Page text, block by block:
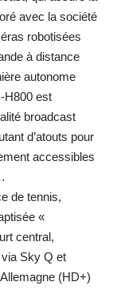
avec la société
robotisées
à distance
autonome
H800 est
broadcast
d’atouts pour
accessibles
de tennis,
«
central,
Sky Q et
(HD+)